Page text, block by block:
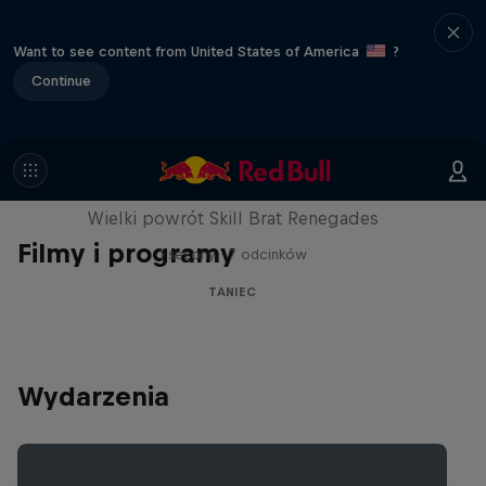
Want to see content from United States of America
?
Continue
Filmy i programy
The Break Boys
Wielki powrót Skill Brat Renegades
1 sezony · 7 odcinków
TANIEC
Wydarzenia